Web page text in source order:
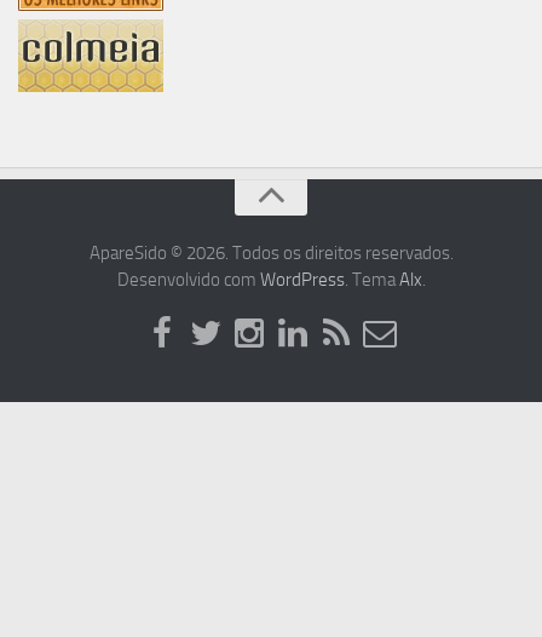
ApareSido © 2026. Todos os direitos reservados.
Desenvolvido com WordPress. TemaAlx.